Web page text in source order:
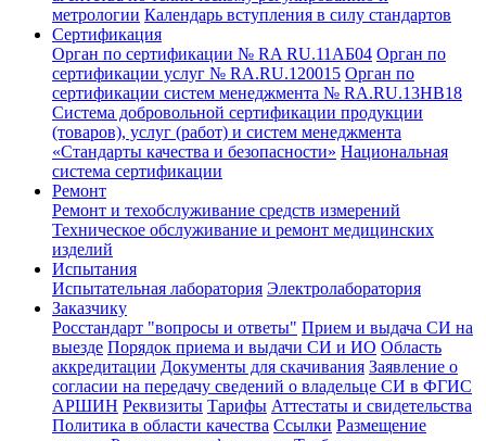
метрологии Календарь вступления в силу стандартов
Сертификация
Орган по сертификации № RA RU.11АБ04 Орган по
сертификации услуг № RA.RU.120015 Орган по
сертификации систем менеджмента № RA.RU.13HB18
Система добровольной сертификации продукции
(товаров), услуг (работ) и систем менеджмента
«Стандарты качества и безопасности» Национальная
система сертификации
Ремонт
Ремонт и техобслуживание средств измерений
Техническое обслуживание и ремонт медицинских
изделий
Испытания
Испытательная лаборатория Электролаборатория
Заказчику
Росстандарт "вопросы и ответы" Прием и выдача СИ на
выезде Порядок приема и выдачи СИ и ИО Область
аккредитации Документы для скачивания Заявление о
согласии на передачу сведений о владельце СИ в ФГИС
АРШИН Реквизиты Тарифы Аттестаты и свидетельства
Политика в области качества Ссылки Размещение